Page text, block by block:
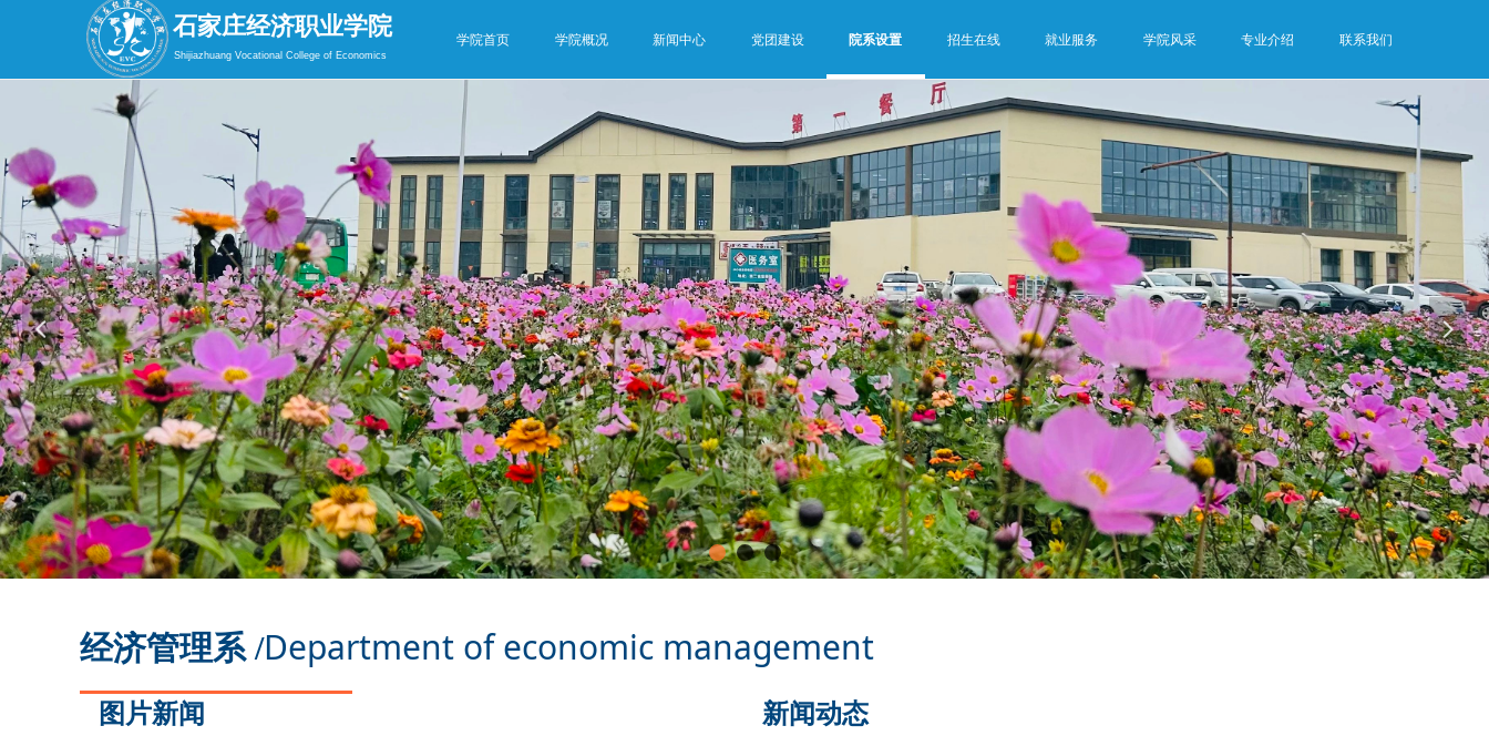
学院首页 学院概况 新闻中心 党团建设 院系设置 招生在线 就业服务 学院风采 专业介绍 联系我们
石家庄经济职业学院
Shijiazhuang Vocational College of Economics
넳 넲
经济管理系 /Department of economic management
新闻动态
图片新闻